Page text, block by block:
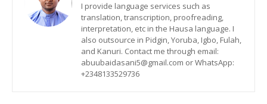
I provide language services such as
translation, transcription, proofreading,
interpretation, etc in the Hausa language. I
also outsource in Pidgin, Yoruba, Igbo, Fulah,
and Kanuri. Contact me through email:
abuubaidasani5@gmail.com or WhatsApp:
+2348133529736